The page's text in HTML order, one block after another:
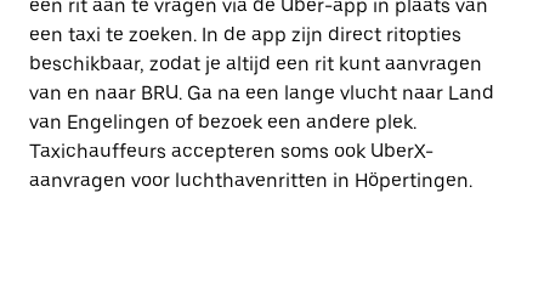
een rit aan te vragen via de Uber-app in plaats van
een taxi te zoeken. In de app zijn direct ritopties
beschikbaar, zodat je altijd een rit kunt aanvragen
van en naar BRU. Ga na een lange vlucht naar Land
van Engelingen of bezoek een andere plek.
Taxichauffeurs accepteren soms ook UberX-
aanvragen voor luchthavenritten in Höpertingen.